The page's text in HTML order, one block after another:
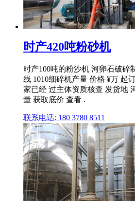
时产420吨粉砂机
时产100吨的粉沙机 河卵石破碎
线 1010细碎机产量 价格 ¥万 起
家已经 过主体资质核查 发货地
量 获取底价 查看 .
联系电话: 180 3780 8511